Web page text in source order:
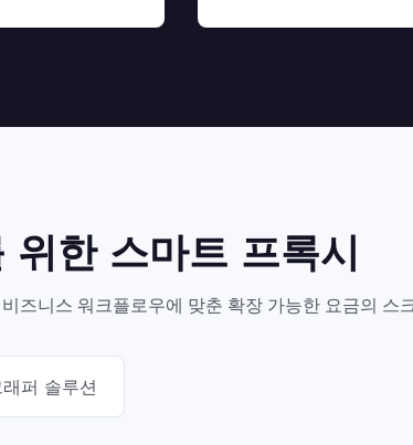
한 스마트 프록시
즈니스 워크플로우에 맞춘 확장 가능한 요금의 스
퍼 솔루션